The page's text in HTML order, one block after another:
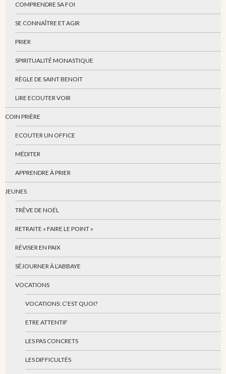
COMPRENDRE SA FOI
SE CONNAÎTRE ET AGIR
PRIER
SPIRITUALITÉ MONASTIQUE
RÈGLE DE SAINT BENOIT
LIRE ECOUTER VOIR
COIN PRIÈRE
ECOUTER UN OFFICE
MÉDITER
APPRENDRE À PRIER
JEUNES
TRÊVE DE NOËL
RETRAITE « FAIRE LE POINT »
RÉVISER EN PAIX
SÉJOURNER À L’ABBAYE
VOCATIONS
VOCATIONS: C’EST QUOI?
ETRE ATTENTIF
LES PAS CONCRETS
LES DIFFICULTÉS